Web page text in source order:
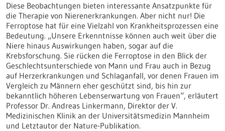
Diese Beobachtungen bieten interessante Ansatzpunkte für
die Therapie von Nierenerkrankungen. Aber nicht nur! Die
Ferroptose hat für eine Vielzahl von Krankheitsprozessen eine
Bedeutung. „Unsere Erkenntnisse können auch weit über die
Niere hinaus Auswirkungen haben, sogar auf die
Krebsforschung. Sie rücken die Ferroptose in den Blick der
Geschlechtsunterschiede von Mann und Frau auch in Bezug
auf Herzerkrankungen und Schlaganfall, vor denen Frauen im
Vergleich zu Männern eher geschützt sind, bis hin zur
bekanntlich höheren Lebenserwartung von Frauen“, erläutert
Professor Dr. Andreas Linkermann, Direktor der V.
Medizinischen Klinik an der Universitätsmedizin Mannheim
und Letztautor der Nature-Publikation.